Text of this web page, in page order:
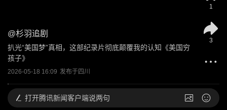
@杉羽追剧
扒光“美国梦”真相，这部纪录片彻底颠覆我的认知《美国穷
孩子》
2026-05-18 16:09 发布于四川
1
3
打开腾讯新闻客户端说两句